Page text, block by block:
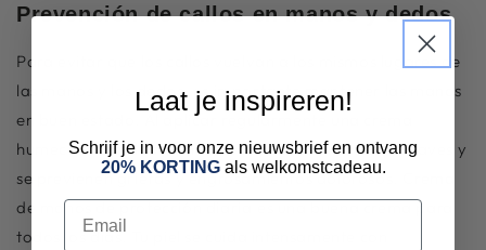
Prevención de callos en manos y dedos
Para evitar que los callos vuelvan a los mismos lugares de
las manos y los dedos, es importante mantener las manos
en buen estado. Al aplicar regularmente una crema
humectante en las manos, se mantienen los callos suaves y
se previenen grietas y engrosamientos dolorosos.
de manos de protección diaria es una buena crema para
todos los días. Tu piel se cuida intensamente con
Laat je inspireren!
Schrijf je in voor onze nieuwsbrief en ontvang
20% KORTINGals welkomstcadeau.
Email